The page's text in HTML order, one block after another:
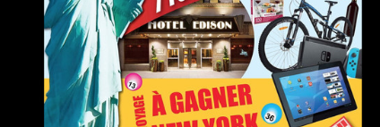
LaCarte Fréjus
Éditeur de LaCarte
Fréjus